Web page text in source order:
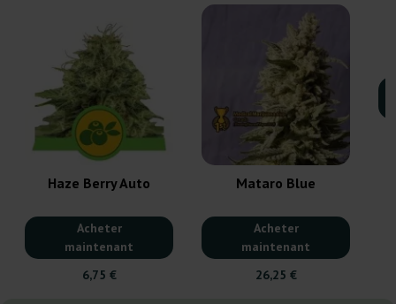
Haze Berry Auto
Acheter
maintenant
6,75 €
Mataro Blue
Acheter
maintenant
26,25 €